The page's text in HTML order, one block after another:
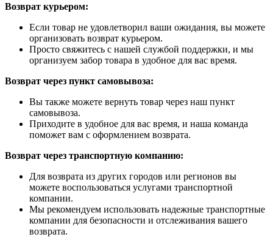
Возврат курьером:
Если товар не удовлетворил ваши ожидания, вы можете
организовать возврат курьером.
Просто свяжитесь с нашей службой поддержки, и мы
организуем забор товара в удобное для вас время.
Возврат через пункт самовывоза:
Вы также можете вернуть товар через наш пункт
самовывоза.
Приходите в удобное для вас время, и наша команда
поможет вам с оформлением возврата.
Возврат через транспортную компанию:
Для возврата из других городов или регионов вы
можете воспользоваться услугами транспортной
компании.
Мы рекомендуем использовать надежные транспортные
компании для безопасности и отслеживания вашего
возврата.